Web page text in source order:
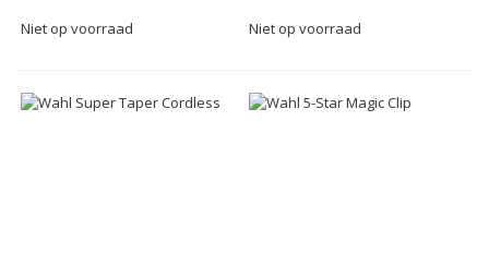
Niet op voorraad Niet op voorraad